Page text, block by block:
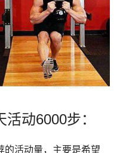
动6000步：
的活动量，主要是希望